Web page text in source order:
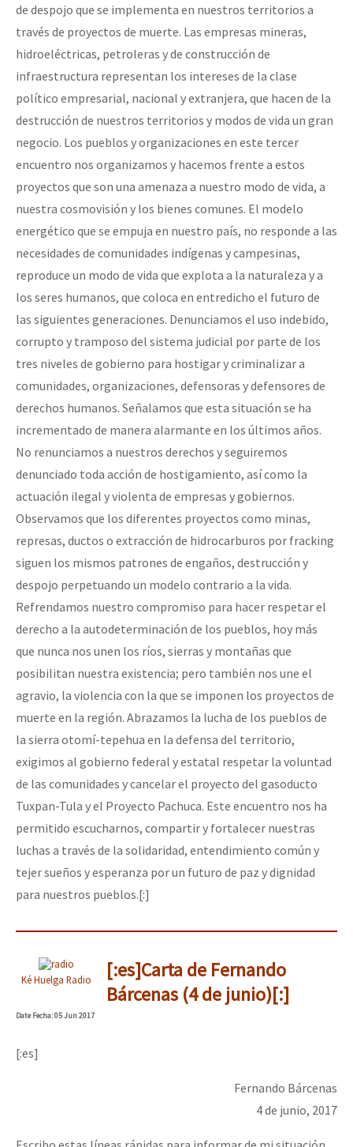
de despojo que se implementa en nuestros territorios a
través de proyectos de muerte. Las empresas mineras,
hidroeléctricas, petroleras y de construcción de
infraestructura representan los intereses de la clase
político empresarial, nacional y extranjera, que hacen de la
destrucción de nuestros territorios y modos de vida un gran
negocio. Los pueblos y organizaciones en este tercer
encuentro nos organizamos y hacemos frente a estos
proyectos que son una amenaza a nuestro modo de vida, a
nuestra cosmovisión y los bienes comunes. El modelo
energético que se empuja en nuestro país, no responde a las
necesidades de comunidades indígenas y campesinas,
reproduce un modo de vida que explota a la naturaleza y a
los seres humanos, que coloca en entredicho el futuro de
las siguientes generaciones. Denunciamos el uso indebido,
corrupto y tramposo del sistema judicial por parte de los
tres niveles de gobierno para hostigar y criminalizar a
comunidades, organizaciones, defensoras y defensores de
derechos humanos. Señalamos que esta situación se ha
incrementado de manera alarmante en los últimos años.
No renunciamos a nuestros derechos y seguiremos
denunciado toda acción de hostigamiento, así como la
actuación ilegal y violenta de empresas y gobiernos.
Observamos que los diferentes proyectos como minas,
represas, ductos o extracción de hidrocarburos por fracking
siguen los mismos patrones de engaños, destrucción y
despojo perpetuando un modelo contrario a la vida.
Refrendamos nuestro compromiso para hacer respetar el
derecho a la autodeterminación de los pueblos, hoy más
que nunca nos unen los ríos, sierras y montañas que
posibilitan nuestra existencia; pero también nos une el
agravio, la violencia con la que se imponen los proyectos de
muerte en la región. Abrazamos la lucha de los pueblos de
la sierra otomí-tepehua en la defensa del territorio,
exigimos al gobierno federal y estatal respetar la voluntad
de las comunidades y cancelar el proyecto del gasoducto
Tuxpan-Tula y el Proyecto Pachuca. Este encuentro nos ha
permitido escucharnos, compartir y fortalecer nuestras
luchas a través de la solidaridad, entendimiento común y
tejer sueños y esperanza por un futuro de paz y dignidad
para nuestros pueblos.[:]
Ké Huelga Radio
[:es]Carta de Fernando
Bárcenas (4 de junio)[:]
DateFecha: 05 Jun 2017
[:es]
Fernando Bárcenas
4 de junio, 2017